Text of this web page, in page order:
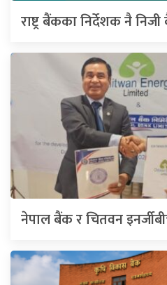
राष्ट्र बैंकका निर्देशक नै
नेपाल बैंक र चितवन